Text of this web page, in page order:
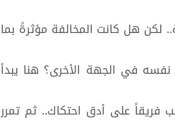
لكن هل كانت المخالفة مؤثرةً بما
في الجهة الأخرى؟ هنا يبدأ
فريقاً على أدق احتكاك.. ثم تمرر